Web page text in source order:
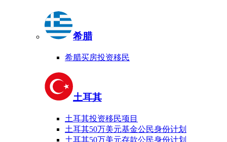
希腊
希腊买房投资移民
土耳其
土耳其投资移民项目
土耳其50万美元基金公民身份计划
土耳其50万美元存款公民身份计划